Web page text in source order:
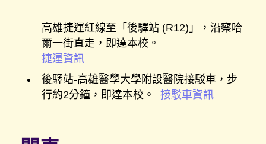
高雄捷運紅線至「後驛站 (R12)」，沿察哈
爾一街直走，即達本校。
捷運資訊
後驛站-高雄醫學大學附設醫院接駁車，步
行約2分鐘，即達本校。 接駁車資訊